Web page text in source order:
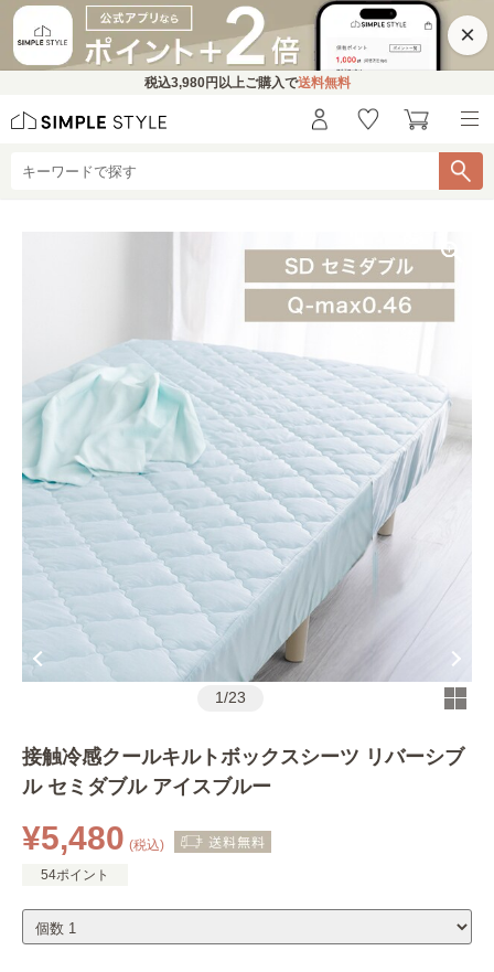
×
税込3,980円 以上ご購入で送料無料
1/23
接触冷感クールキルトボックスシーツ リバーシブ
ル セミダブル アイスブルー
¥5,480 (税込)
54ポイント